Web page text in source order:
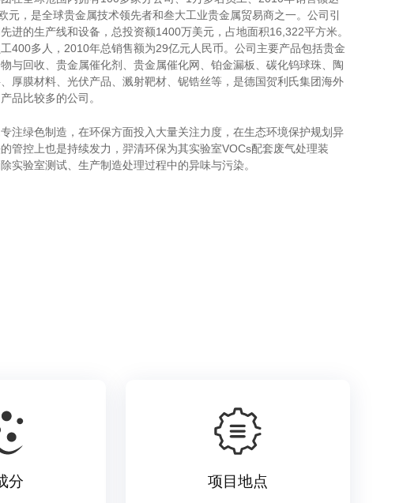
元，是全球贵金属技术领先者和叁大工业贵金属贸易商之一。公司引
进的生产线和设备，总投资额1400万美元，占地面积16,322平方米。
400多人，2010年总销售额为29亿元人民币。公司主要产品包括贵金
与回收、贵金属催化剂、贵金属催化网、铂金漏板、碳化钨球珠、陶
厚膜材料、光伏产品、溅射靶材、铌锆丝等，是德国贺利氏集团海外
品比较多的公司。
注绿色制造，在环保方面投入大量关注力度，在生态环境保护规划异
管控上也是持续发力，羿清环保为其实验室VOCs配套废气处理装
实验室测试、生产制造处理过程中的异味与污染。
分 项目地点